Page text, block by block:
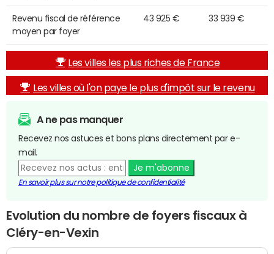
Revenu fiscal de référence
moyen par foyer
43 925 € 33 939 €
Les villes les plus riches de France
Les villes où l'on paye le plus d'impôt sur le revenu
A ne pas manquer
Recevez nos astuces et bons plans directement par e-
mail.
Je m'abonne
En savoir plus sur notre politique de confidentialité
Evolution du nombre de foyers fiscaux à
Cléry-en-Vexin